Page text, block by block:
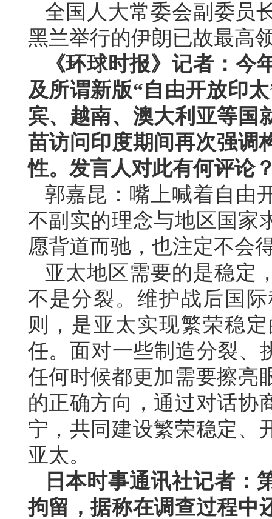
全国人大常委会副委员
黑兰举行的伊朗已故最高
《环球时报》记者：
及所谓新版“自由开放印
宾、越南、澳大利亚等国
苗访问印度期间再次强调
性。发言人对此有何评论
郭嘉昆：嘴上喊着自由
不副实的理念与地区国家
愿背道而驰，也注定不会
亚太地区需要的是稳定
不是分裂。维护战后国
则，是亚太实现繁荣稳
任。面对一些制造分裂、
任何时候都更加需要擦亮
的正确方向，通过对话协
宁，共同建设繁荣稳定、
亚太。
日本时事通讯社记者：
拘留，据称在调查过程中